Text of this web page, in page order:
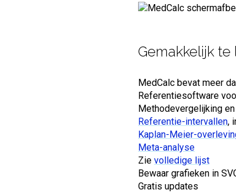
Gemakkelijk
MedCalc bevat meer
Referentiesoftware
Methodevergelijking
Referentie-intervallen,
Kaplan-Meier-
Meta-analyse
Zie volledige lijst
Bewaar grafieken in
Gratis updates